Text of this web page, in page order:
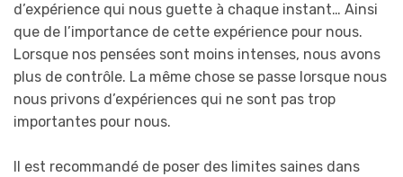
d’expérience qui nous guette à chaque instant… Ainsi
que de l’importance de cette expérience pour nous.
Lorsque nos pensées sont moins intenses, nous avons
plus de contrôle. La même chose se passe lorsque nous
nous privons d’expériences qui ne sont pas trop
importantes pour nous.
Il est recommandé de poser des limites saines dans